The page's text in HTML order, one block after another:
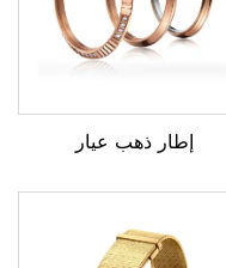
إطار ذهب عيار